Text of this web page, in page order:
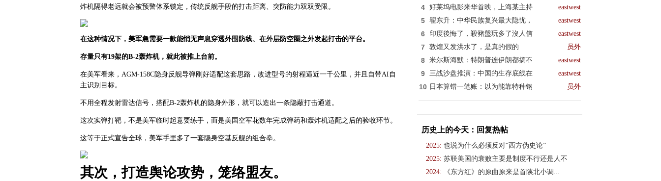
炸机隔得老远就会被预警体系锁定，传统反舰手段的打击距离、突防能力双双受限。
在这种情况下，美军急需要一款能悄无声息穿透外围防线、在外层防空圈之外发起打击的平台。
存量只有19架的B-2轰炸机，就此被推上台前。
在美军看来，AGM-158C隐身反舰导弹刚好适配这套思路，改进型号的射程逼近一千公里，并且自带AI自
主识别目标。
不用全程发射雷达信号，搭配B-2轰炸机的隐身外形，就可以造出一条隐蔽打击通道。
这次实弹打靶，不是美军临时起意要练手，而是美国空军花数年完成弹药和轰炸机适配之后的验收环节。
这等于正式宣告全球，美军手里多了一套隐身空基反舰的组合拳。
其次，打造舆论攻势，笼络盟友。
4 好莱坞电影来华首映，上海某主持 eastwest
5 翟东升：中华民族复兴最大隐忧， eastwest
6 印度後悔了，殺豬盤玩多了沒人信 eastwest
7 敦煌又发洪水了，是真的假的 员外
8 米尔斯海默：特朗普连伊朗都搞不 eastwest
9 三战沙盘推演：中国的生存底线在 eastwest
10 日本算错一笔账：以为能靠特种钢 员外
历史上的今天：回复热帖
2025: 也说为什么必须反对“西方伪史论”
2025: 苏联美国的衰败主要是制度不行还是人不
2024:
《东方红》的原曲原来是首陕北小调...